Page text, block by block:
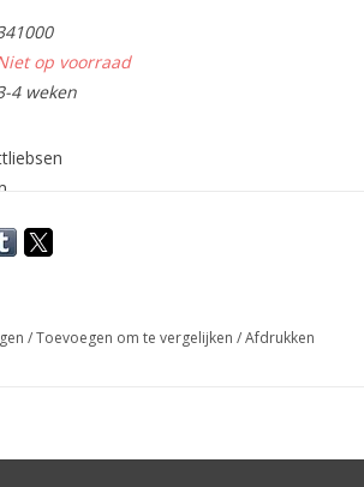
op voorraad
4 weken
/Toevoegen om te vergelijken /Afdrukken